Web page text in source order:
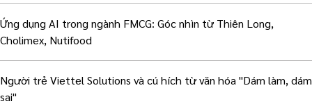
Ứng dụng AI trong ngành FMCG: Góc nhìn từ Thiên Long,
Cholimex, Nutifood
Người trẻ Viettel Solutions và cú hích từ văn hóa "Dám làm, dám
sai"